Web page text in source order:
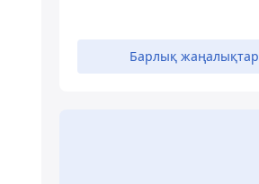
Барлық жаңалықтар